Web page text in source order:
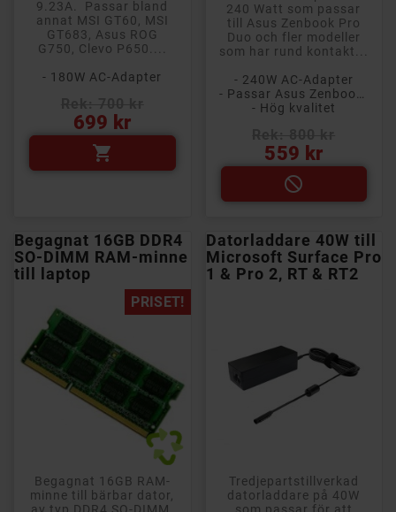
9.23A. Passar bland
annat MSI GT60, MSI
GT683, Asus ROG
G750, Clevo P650....
- 180W AC-Adapter
699 kr

240 Watt som passar
till Asus Zenbook Pro
Duo och fler modeller
som har rund kontakt...
- 240W AC-Adapter
- Hög kvalitet
559 kr

Begagnat 16GB DDR4
SO-DIMM RAM-minne
till laptop
PRISET!
Begagnat 16GB RAM-
minne till bärbar dator,
Datorladdare 40W till
Microsoft Surface Pro
1 & Pro 2, RT & RT2
Tredjepartstillverkad
datorladdare på 40W